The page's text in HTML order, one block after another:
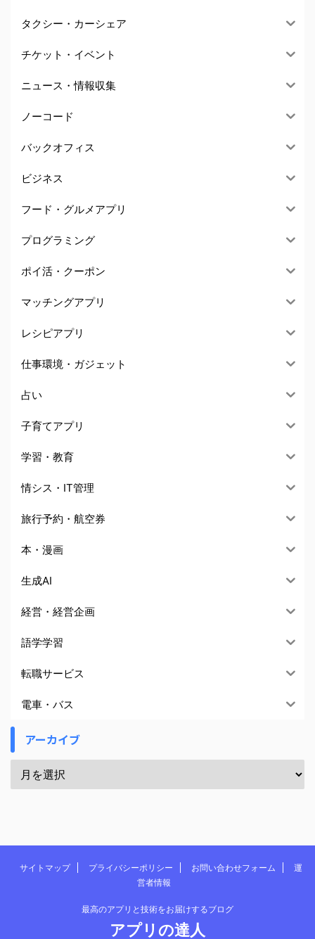
タクシー・カーシェア
チケット・イベント
ニュース・情報収集
ノーコード
バックオフィス
ビジネス
フード・グルメアプリ
プログラミング
ポイ活・クーポン
マッチングアプリ
レシピアプリ
仕事環境・ガジェット
占い
子育てアプリ
学習・教育
情シス・IT管理
旅行予約・航空券
本・漫画
生成AI
経営・経営企画
語学学習
転職サービス
電車・バス
アーカイブ
サイトマップ プライバシーポリシー お問い合わせフォーム
運
営者情報
最高のアプリと技術をお届けするブログ
アプリの達人